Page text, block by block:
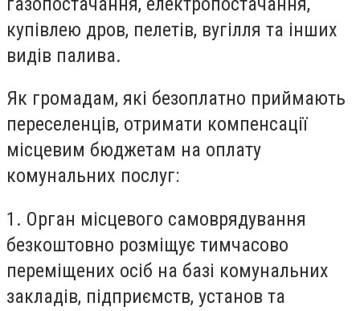
купівлею дров, пелетів, вугілля та інших
видів палива.
Як громадам, які безоплатно приймають
переселенців, отримати компенсації
місцевим бюджетам на оплату
комунальних послуг:
1. Орган місцевого самоврядування
безкоштовно розміщує тимчасово
переміщених осіб на базі комунальних
закладів, підприємств, установ та